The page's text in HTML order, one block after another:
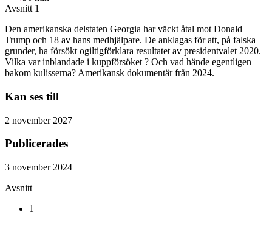
Avsnitt 1
Den amerikanska delstaten Georgia har väckt åtal mot Donald
Trump och 18 av hans medhjälpare. De anklagas för att, på falska
grunder, ha försökt ogiltigförklara resultatet av presidentvalet 2020.
Vilka var inblandade i kuppförsöket ? Och vad hände egentligen
bakom kulisserna? Amerikansk dokumentär från 2024.
Kan ses till
2 november 2027
Publicerades
3 november 2024
Avsnitt
1